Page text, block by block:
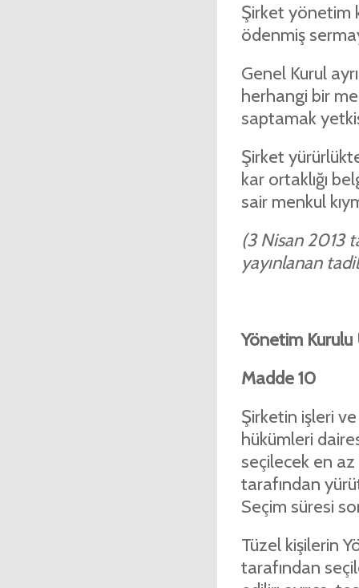
Şirket yönetim
ödenmiş
Genel Kurul
herhangi bir
saptamak
Şirket
kar ortaklığı
sair menkul
(3 Nisan 2013
yayınlanan
Yönetim Kurulu
Madde 10
Şirketin işleri
hükümleri
seçilecek en
tarafından
Seçim süresi
Tüzel kişilerin
tarafından